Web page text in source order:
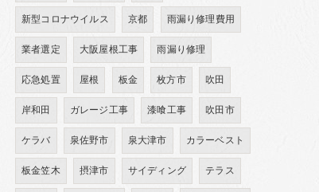
新型コロナウイルス
京都
雨漏り修理費用
業者選定
大阪屋根工事
雨漏り修理
応急処置
屋根 板金 枚方市
吹田
岸和田
ガレージ工事 漆喰工事
吹田市
ケラバ
泉佐野市 泉大津市
カラーベスト
板金笠木
摂津市 サイディング
テラス